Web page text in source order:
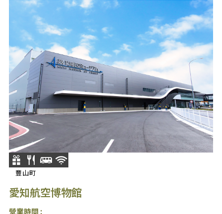
豐山町
愛知航空博物館
營業時間 :